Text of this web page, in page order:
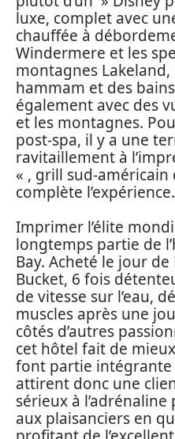
luxe, complet avec
chauffée à
Windermere et les
montagnes
hammam et des
également avec des
et les montagnes.
post-spa, il y a une
ravitaillement à
« , grill sud-américain
complète l’expérience.
Imprimer l’élite
longtemps partie de
Bay. Acheté le jour
Bucket, 6 fois
de vitesse sur l’eau,
muscles après une
côtés d’autres
cet hôtel fait de
font partie intégrante
attirent donc une
sérieux à
aux plaisanciers en